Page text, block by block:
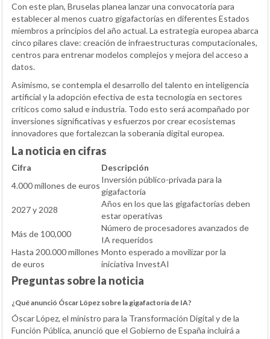
Con este plan, Bruselas planea lanzar una convocatoria para
establecer al menos cuatro gigafactorías en diferentes Estados
miembros a principios del año actual. La estrategia europea abarca
cinco pilares clave: creación de infraestructuras computacionales,
centros para entrenar modelos complejos y mejora del acceso a
datos.
Asimismo, se contempla el desarrollo del talento en inteligencia
artificial y la adopción efectiva de esta tecnología en sectores
críticos como salud e industria. Todo esto será acompañado por
inversiones significativas y esfuerzos por crear ecosistemas
innovadores que fortalezcan la soberanía digital europea.
La noticia en cifras
Cifra
Descripción
4.000 millones de euros
Inversión público-privada para la
gigafactoría
2027 y 2028
Años en los que las gigafactorías deben
estar operativas
Más de 100,000
Número de procesadores avanzados de
IA requeridos
Hasta 200.000 millones
de euros
Monto esperado a movilizar por la
iniciativa InvestAI
Preguntas sobre la noticia
¿Qué anunció Óscar López sobre la gigafactoría de IA?
Óscar López, el ministro para la Transformación Digital y de la
Función Pública, anunció que el Gobierno de España incluirá a